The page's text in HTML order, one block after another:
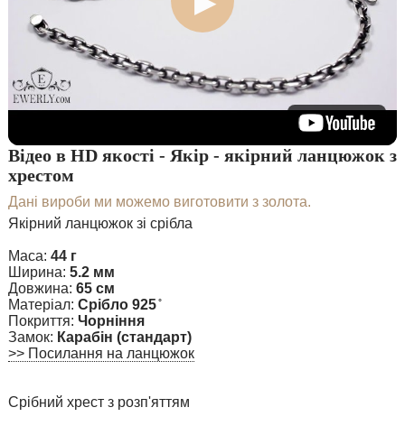
Відео в HD якості - Якір - якірний ланцюжок з
хрестом
Дані вироби ми можемо виготовити з золота.
Якірний ланцюжок зі срібла
Маса: 44 г
Ширина: 5.2 мм
Довжина: 65 см
Матеріал: Срібло 925 ̊
Покриття: Чорніння
Замок: Карабін (стандарт)
>> Посилання на ланцюжок
Срібний хрест з розп'яттям